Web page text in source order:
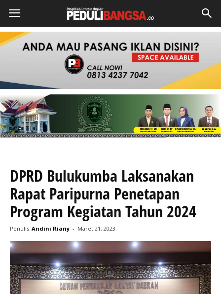
DPRD Bulukumba Laksanakan
Rapat Paripurna Penetapan
Program Kegiatan Tahun 2024
Penulis Andini Riany - Maret 21, 2023